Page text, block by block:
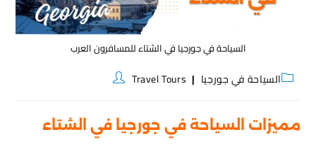
السياحة في جورجيا في الشتاء للمسافرون العرب
السياحة في جورجيا Travel Tours
مميزات السياحة في جورجيا في الشتاء